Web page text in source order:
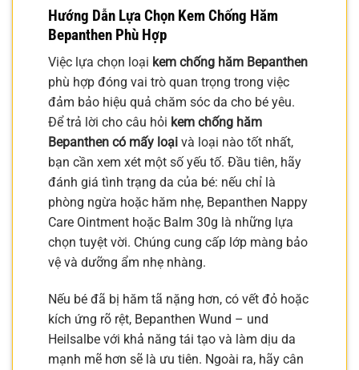
Hướng Dẫn Lựa Chọn Kem Chống Hăm
Bepanthen Phù Hợp
Việc lựa chọn loại kem chống hăm Bepanthen
phù hợp đóng vai trò quan trọng trong việc
đảm bảo hiệu quả chăm sóc da cho bé yêu.
Để trả lời cho câu hỏi kem chống hăm
Bepanthen có mấy loại và loại nào tốt nhất,
bạn cần xem xét một số yếu tố. Đầu tiên, hãy
đánh giá tình trạng da của bé: nếu chỉ là
phòng ngừa hoặc hăm nhẹ, Bepanthen Nappy
Care Ointment hoặc Balm 30g là những lựa
chọn tuyệt vời. Chúng cung cấp lớp màng bảo
vệ và dưỡng ẩm nhẹ nhàng.
Nếu bé đã bị hăm tã nặng hơn, có vết đỏ hoặc
kích ứng rõ rệt, Bepanthen Wund – und
Heilsalbe với khả năng tái tạo và làm dịu da
mạnh mẽ hơn sẽ là ưu tiên. Ngoài ra, hãy cân